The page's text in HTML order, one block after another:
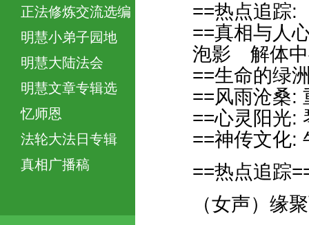
正法修炼交流选编
明慧小弟子园地
明慧大陆法会
明慧文章专辑选
忆师恩
法轮大法日专辑
真相广播稿
==热点追踪:
==真相与人
泡影 解体中
==生命的绿
==风雨沧桑:
==心灵阳光:
==神传文化:
==热点追踪
（女声）缘